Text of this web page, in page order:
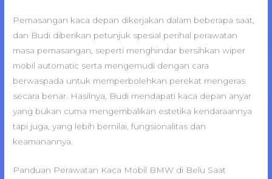
Pemasangan kaca depan dikerjakan dalam beberapa saat,
dan Budi diberikan petunjuk spesial perihal perawatan
masa pemasangan, seperti menghindar bersihkan wiper
mobil automatic serta mengemudi dengan cara
berwaspada untuk memperbolehkan perekat mengeras
secara benar. Hasilnya, Budi mendapati kaca depan anyar
yang bukan cuma mengembalikan estetika kendaraannya
tapi juga, yang lebih bernilai, fungsionalitas dan
keamanannya.
Panduan Perawatan Kaca Mobil BMW di Belu Saat